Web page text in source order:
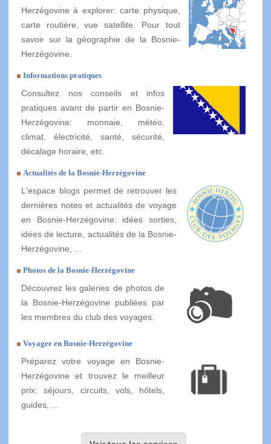
Herzégovine à explorer: carte physique,
carte routière, vue satellite. Pour tout
savoir sur la géographie de la Bosnie-
Herzégovine.
Informations pratiques
Consultez nos conseils et infos
pratiques avant de partir en Bosnie-
Herzégovine: monnaie, météo,
climat, électricité, santé, sécurité,
décalage horaire, etc.
Actualités de la Bosnie-Herzégovine
L'espace blogs permet de retrouver les
dernières notes et actualités de voyage
en Bosnie-Herzégovine: idées sorties,
idées de lecture, actualités de la Bosnie-
Herzégovine, ...
Photos de la Bosnie-Herzégovine
Découvrez les galeries de photos de
la Bosnie-Herzégovine publiées par
les membres du club des voyages.
Voyager en Bosnie-Herzégovine
Préparez votre voyage en Bosnie-
Herzégovine et trouvez le meilleur
prix: séjours, circuits, vols, hôtels,
guides, ...